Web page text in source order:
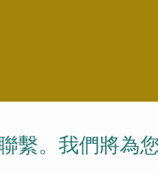
繫。我們將為